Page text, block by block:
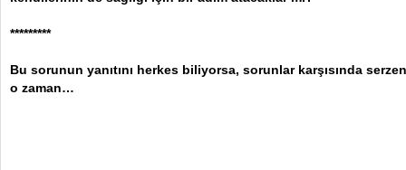
*********
Bu sorunun yanıtını herkes biliyorsa, sorunlar karşısında
o zaman…